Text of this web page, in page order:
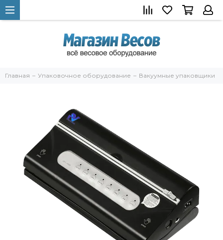
Главная Упаковочное оборудование Вакуумные упаковщики